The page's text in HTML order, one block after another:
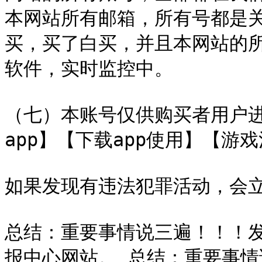
本网站所有邮箱，所有号都是
买，买了白买，并且本网站的
软件，实时监控中。
（七）本账号仅供购买者用
app】【下载app使用】【游
如果发现有违法犯罪活动，会
总结：重要事情说三遍！！！
报中心网站。 总结：重要事